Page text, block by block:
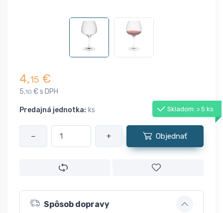
4,15 €
5,10 € s DPH
Predajná jednotka: ks Skladom: > 5 ks
− + Objednať
Spôsob dopravy